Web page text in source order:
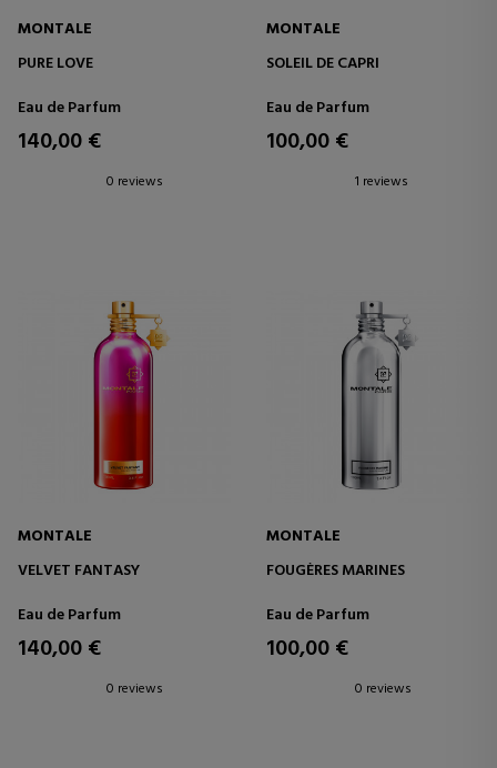
MONTALE
PURE LOVE
Eau de Parfum
140,00 €
0 reviews
MONTALE
SOLEIL DE CAPRI
Eau de Parfum
100,00 €
1 reviews
MONTALE
VELVET FANTASY
Eau de Parfum
140,00 €
0 reviews
MONTALE
FOUGÈRES MARINES
Eau de Parfum
100,00 €
0 reviews